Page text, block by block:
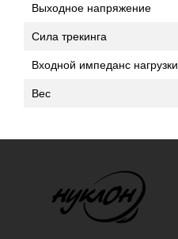
Выходное напряжение
Сила трекинга
Входной импеданс нагрузки
Вес